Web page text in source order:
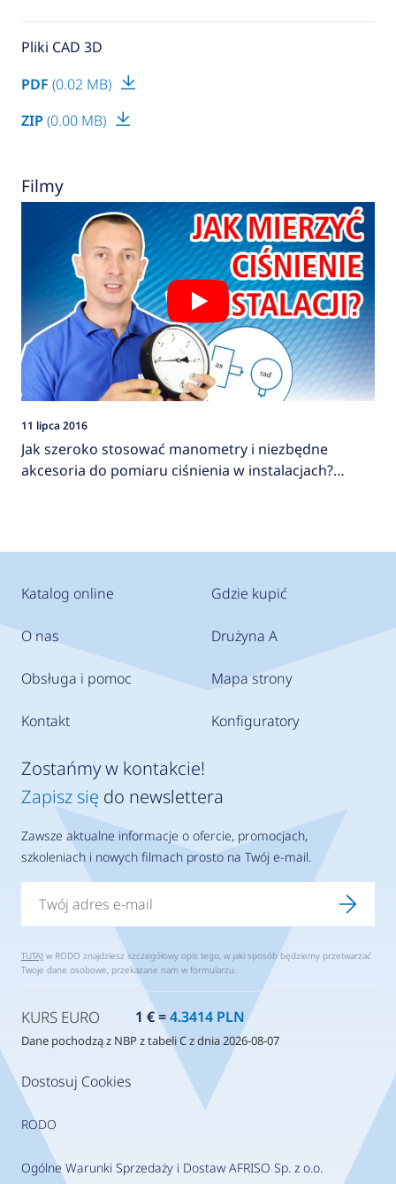
Pliki CAD 3D
PDF (0.02 MB)
ZIP (0.00 MB)
Filmy
11 lipca 2016
Jak szeroko stosować manometry i niezbędne
akcesoria do pomiaru ciśnienia w instalacjach?
Katalog online
O nas
Obsługa i pomoc
Kontakt
Gdzie kupić
Drużyna A
Mapa strony
Konfiguratory
Dostosuj Cookies
RODO
Ogólne Warunki Sprzedaży i Dostaw AFRISO Sp. z o.o.
Zostańmy w kontakcie!
Zapisz się do newslettera
Zawsze aktualne informacje o ofercie, promocjach,
szkoleniach i nowych filmach prosto na Twój e-mail.
TUTAJ w RODO znajdziesz szczegółowy opis tego, w jaki sposób będziemy przetwarzać
Twoje dane osobowe, przekazane nam w formularzu.
KURS EURO 1 € =4.3414 PLN
Dane pochodzą z NBP z tabeli C z dnia 2026-08-07